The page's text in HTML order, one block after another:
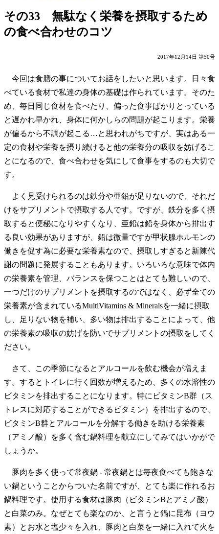
その33 無駄なく栄養を摂取するため
の食べ合わせのコツ
2017年12月14日 第50号
今回は食膳の事についてお話をしたいと思います。日々食
べている食材で私達の身体の基礎は作られています。そのた
め、毎日同じ食材を食べたり、偏った食事ばかりとっている
と遅かれ早かれ、身体に何かしらの問題が起こります。栄養
が偏るから不調が起こる…と思われがちですが、実はある一
定の食材や栄養を摂り続けると他の栄養分の吸収を妨げるこ
とになるので、食べ合わせを気にして食事をするのも大切で
す。
よく見受けられるのは鉄分や亜鉛が足りないので、それだ
けをサプリメントで摂取する人です。ですが、鉄分を多く摂
取すると便秘になりやすくなり、亜鉛は鉛を身体から排出す
る良い効果がありますが、鉛は微量ですが甲状腺ホルモンの
働きを促す為に必要な栄養素なので、摂取しすぎると新陳代
謝の問題に発展することもあります。いろいろな意味で体内
の栄養素を管理、バランスを保つことはとても難しいので、
一つだけのサプリメントを摂取するのではなく、必ず全ての
栄養素が含まれているMultiVitamins & Mineralsを一緒に摂取
し、足りない物を補い、多い物は排出することによって、他
の栄養素の吸収の妨げを防いでサプリメントの摂取をしてく
ださい。
さて、この季節になるとアルコールを飲む機会が増えま
す。するとトイレに行く回数が増えるため、多くの水溶性の
ビタミンを排出することになります。特にビタミンB群（ス
トレスに対応することができるビタミン）を排出するので、
ビタミンB群とアルコールを分解する働きを助ける栄養素
（アミノ酸）を多く含む鍋料理を献立にしてみてはいかがで
しょうか。
豚肉を多く使って常夜鍋 - 常夜鍋とは毎夜食べても飽きな
い鍋ということからついた名前ですが、とても楽に作れるお
鍋料理です。使用する食材は豚肉（ビタミンBとアミノ酸）
と白菜のみ。なぜとても楽なのか、と言うと鍋に昆布（ヨウ
素）とお水と塩少々を入れ、豚肉と白菜を一緒に入れて火を